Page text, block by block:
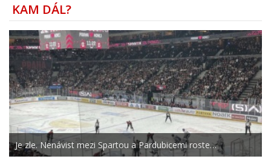
KAM DÁL?
Je zle. Nenávist mezi Spartou a Pardubicemi roste…